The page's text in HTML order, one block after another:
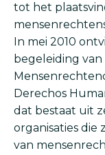
tot het
In mei 2010
begeleiding
Derechos
dat bestaat uit
organisaties die
van